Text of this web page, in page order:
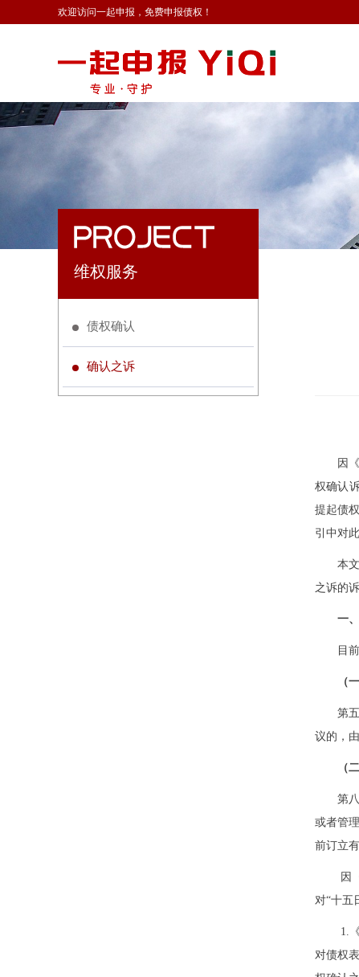
欢迎访问一起申报，免费申报债权！
维权服务
债权确认
确认之诉
因
权确认
提起债
引中对
本
之诉的
一
目
（
第
议的，
（
第
或者管
前订立
因
对“十五
1.
对债权